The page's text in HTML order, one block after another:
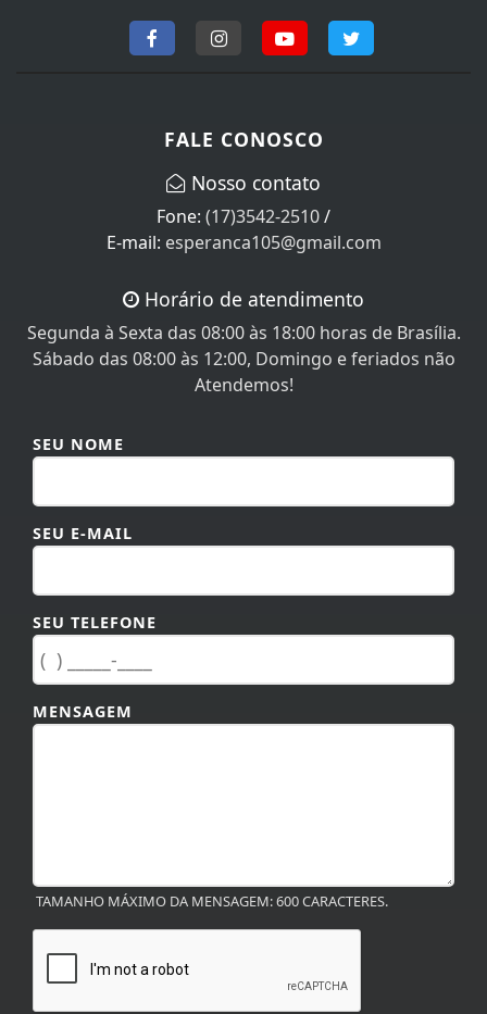
FALE CONOSCO
Nosso contato
Fone: (17)3542-2510 /
E-mail: esperanca105@gmail.com
Horário de atendimento
Segunda à Sexta das 08:00 às 18:00 horas de Brasília.
Sábado das 08:00 às 12:00, Domingo e feriados não
Atendemos!
SEU NOME
SEU E-MAIL
SEU TELEFONE
MENSAGEM
TAMANHO MÁXIMO DA MENSAGEM: 600 CARACTERES.